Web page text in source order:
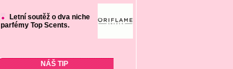
Letní soutěž o dva niche
parfémy Top Scents.
NÁŠ TIP